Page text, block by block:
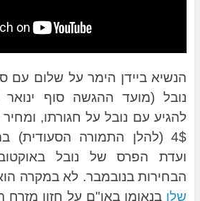
הנשיא ביידן הימר על שלום עם
להגיע עם נובל על חגורתו,
4$ (להלן התמורה הסעודית)
הבחירות בנובמבר. לא במקרה
שלו בנאומו באו"ם על חזון מזרח